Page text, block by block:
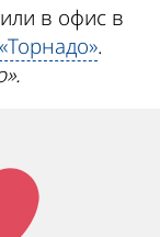
в офис в
«Торнадо».